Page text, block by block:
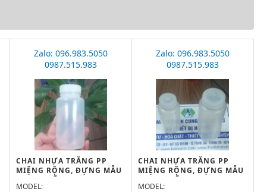
Zalo: 096.983.5050
0987.515.983
CHAI NHỰA TRẮNG PP
MIỆNG RỘNG, ĐỰNG MẪU
250ML, HÃNG ONELAB
MODEL:
Zalo: 096.983.5050
0987.515.983
CHAI NHỰA TRẮNG PP
MIỆNG RỘNG, ĐỰNG MẪU
125ML, HÃNG ONELAB
MODEL: